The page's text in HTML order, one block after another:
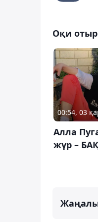
Оқи
00:54, 03
Алла
жүр –